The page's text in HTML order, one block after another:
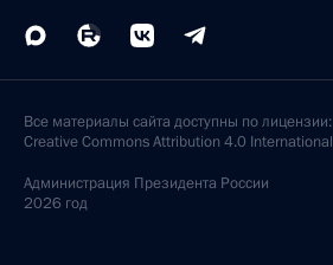
Все материалы сайта доступны по лицензии:
Creative Commons Attribution 4.0 International
Администрация Президента России
2026 год